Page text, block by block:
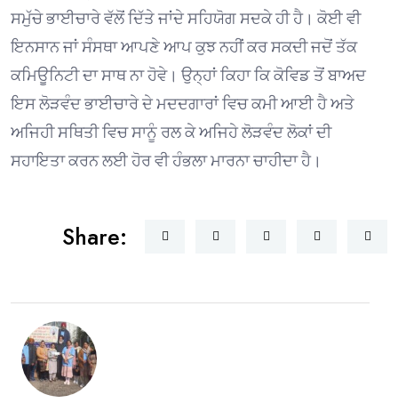
ਸਮੁੱਚੇ ਭਾਈਚਾਰੇ ਵੱਲੋਂ ਦਿੱਤੇ ਜਾਂਦੇ ਸਹਿਯੋਗ ਸਦਕੇ ਹੀ ਹੈ। ਕੋਈ ਵੀ
ਇਨਸਾਨ ਜਾਂ ਸੰਸਥਾ ਆਪਣੇ ਆਪ ਕੁਝ ਨਹੀਂ ਕਰ ਸਕਦੀ ਜਦੋਂ ਤੱਕ
ਕਮਿਊਨਿਟੀ ਦਾ ਸਾਥ ਨਾ ਹੋਵੇ। ਉਨ੍ਹਾਂ ਕਿਹਾ ਕਿ ਕੋਵਿਡ ਤੋਂ ਬਾਅਦ
ਇਸ ਲੋੜਵੰਦ ਭਾਈਚਾਰੇ ਦੇ ਮਦਦਗਾਰਾਂ ਵਿਚ ਕਮੀ ਆਈ ਹੈ ਅਤੇ
ਅਜਿਹੀ ਸਥਿਤੀ ਵਿਚ ਸਾਨੂੰ ਰਲ ਕੇ ਅਜਿਹੇ ਲੋੜਵੰਦ ਲੋਕਾਂ ਦੀ
ਸਹਾਇਤਾ ਕਰਨ ਲਈ ਹੋਰ ਵੀ ਹੰਭਲਾ ਮਾਰਨਾ ਚਾਹੀਦਾ ਹੈ।
Share: